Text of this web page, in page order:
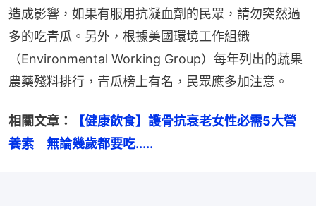
造成影響，如果有服用抗凝血劑的民眾，請勿突然過
多的吃青瓜。另外，根據美國環境工作組織
（Environmental Working Group）每年列出的蔬果
農藥殘料排行，青瓜榜上有名，民眾應多加注意。
相關文章：
【健康飲食】護骨抗衰老女性必需5大營
養素　無論幾歲都要吃.....